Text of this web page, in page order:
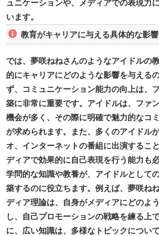
ュニケーションや、メディアでの表現力
います。
教育がキャリアに与える具体的な影響
では、夢咲ねねさんのようなアイドルの
的にキャリアにどのような影響を与える
ず、コミュニケーション能力の向上は、
築に非常に重要です。アイドルは、ファ
機会が多く、その際に明確で魅力的なコ
が求められます。また、多くのアイドル
オ、インターネットの番組に出演するこ
ディアで効果的に自己表現を行う能力も
学問的な知識や教養が、アイドルとして
築するのに役立ちます。例えば、夢咲ね
ディア理論は、自身がメディアにどのよ
し、自己プロモーションの戦略を練る上
に、広い知識は、多様なトピックについ